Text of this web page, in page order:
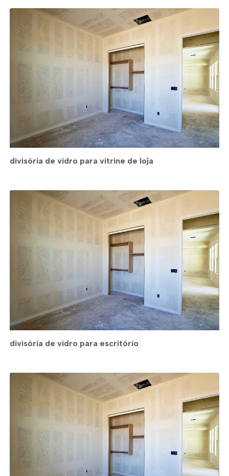
divisória de vidro para vitrine de loja
divisória de vidro para escritório